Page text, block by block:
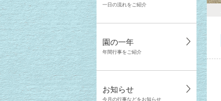
一日の流れをご紹介
園の一年
年間行事をご紹介
お知らせ
今月の行事などをお知らせ